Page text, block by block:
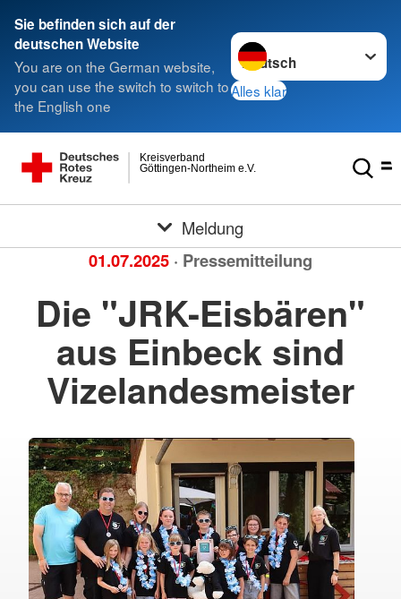
Sie befinden sich auf der
deutschen Website
You are on the German website,
you can use the switch to switch to
the English one
Sprache wechseln zu
Alles klar
Göttingen-Northeim e.V.
Kreisverband
Meldung
01.07.2025 · Pressemitteilung
Die "JRK-Eisbären"
aus Einbeck sind
Vizelandesmeister